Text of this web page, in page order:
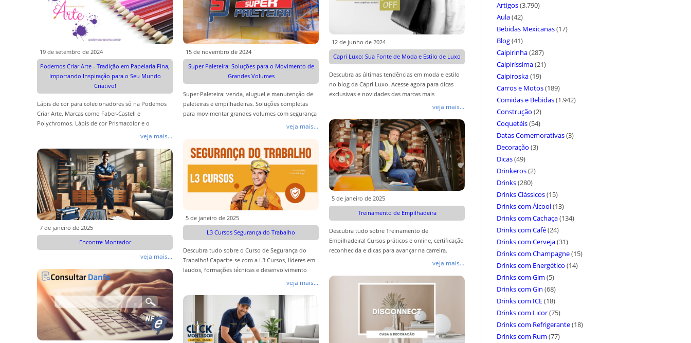
12 de junho de 2024
Capri Luxo: Sua Fonte de Moda e Estilo de Luxo
Descubra as últimas tendências em moda e estilo
no blog da Capri Luxo. Acesse agora para dicas
exclusivas e novidades das marcas mais
veja mais...
19 de setembro de 2024
Podemos Criar Arte - Tradição em Papelaria Fina,
Importando Inspiração para o Seu Mundo
Criativo!
Lápis de cor para colecionadores só na Podemos
Criar Arte. Marcas como Faber-Castell e
Polychromos. Lápis de cor Prismacolor e o
veja mais...
15 de novembro de 2024
Super Paleteira: Soluções para o Movimento de
Grandes Volumes
Super Paleteira: venda, aluguel e manutenção de
paleteiras e empilhadeiras. Soluções completas
para movimentar grandes volumes com segurança
veja mais...
5 de janeiro de 2025
Treinamento de Empilhadeira
Descubra tudo sobre Treinamento de
Empilhadeira! Cursos práticos e online, certificação
reconhecida e dicas para avançar na carreira.
veja mais...
5 de janeiro de 2025
L3 Cursos Segurança do Trabalho
Descubra tudo sobre o Curso de Segurança do
Trabalho! Capacite-se com a L3 Cursos, líderes em
laudos, formações técnicas e desenvolvimento
veja mais...
7 de janeiro de 2025
Encontre Montador
veja mais...
Artigos(3.790)
Aula(42)
Bebidas Mexicanas(17)
Blog(41)
Caipirinha(287)
Caipiríssima(21)
Caipiroska(19)
Carros e Motos(189)
Comidas e Bebidas(1.942)
Construção (2)
Coquetéis(54)
Datas Comemorativas(3)
Decoração (3)
Dicas(49)
Drinkeros(2)
Drinks(280)
Drinks Clássicos(15)
Drinks com Álcool(13)
Drinks com Cachaça(134)
Drinks com Café(24)
Drinks com Cerveja(31)
Drinks com Champagne(15)
Drinks com Energético (14)
Drinks com Gim (5)
Drinks com Gin (68)
Drinks com ICE(18)
Drinks com Licor(75)
Drinks com Refrigerante(18)
Drinks com Rum (77)